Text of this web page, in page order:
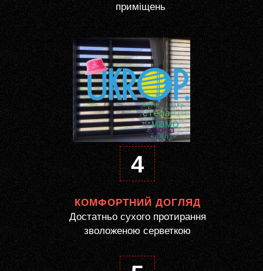
приміщень
4
КОМФОРТНИЙ ДОГЛЯД
Достатньо сухого протирання
зволоженою серветкою